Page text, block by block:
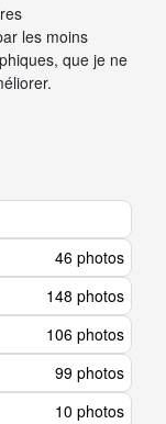
les moins
que je ne
46 photos
148 photos
106 photos
99 photos
10 photos